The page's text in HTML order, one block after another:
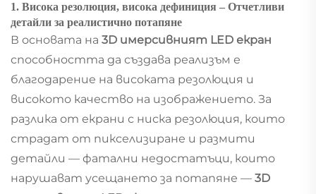
1. Висока резолюция, висока дефиниция – Отчетливи
детайли за реалистично потапяне
В основата на 3D имерсивният LED екран
способността да създава реализъм е
благодарение на високата резолюция и
високото качество на изображението. За
разлика от екрани с ниска резолюция, които
страдат от пикселизиране и размити
детайли — фатални недостатъци, които
нарушават усещането за потапяне — 3D